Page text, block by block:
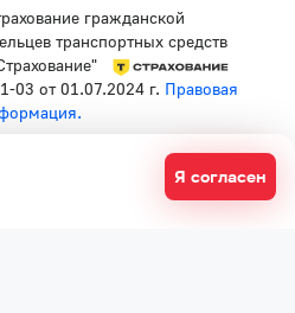
гражданской
транспортных средств
03 от 01.07.2024 г. Правовая
рассылку
Я согласен